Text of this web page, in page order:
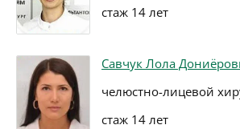
стаж 14 лет
Савчук Лола
челюстно-лицевой
стаж 14 лет